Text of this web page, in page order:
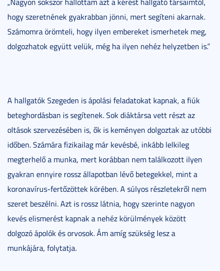
hogy szeretnének gyakrabban jönni, mert segíteni akarnak.
Számomra örömteli, hogy ilyen embereket ismerhetek meg,
dolgozhatok együtt velük, még ha ilyen nehéz helyzetben is.”
A hallgatók Szegeden is ápolási feladatokat kapnak, a fiúk
beteghordásban is segítenek. Sok diáktársa vett részt az
oltások szervezésében is, ők is keményen dolgoztak az utóbbi
időben. Számára fizikailag már kevésbé, inkább lelkileg
megterhelő a munka, mert korábban nem találkozott ilyen
gyakran ennyire rossz állapotban lévő betegekkel, mint a
koronavírus-fertőzöttek körében. A súlyos részletekről nem
szeret beszélni. Azt is rossz látnia, hogy szerinte nagyon
kevés elismerést kapnak a nehéz körülmények között
dolgozó ápolók és orvosok. Ám amíg szükség lesz a
munkájára, folytatja.